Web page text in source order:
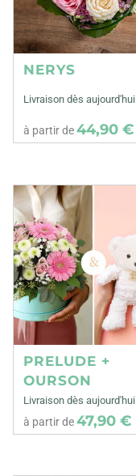
NERYS
Livraison dès aujourd'hui
à partir de44,90 €
PRELUDE +
OURSON
Livraison dès aujourd'hui
à partir de47,90 €